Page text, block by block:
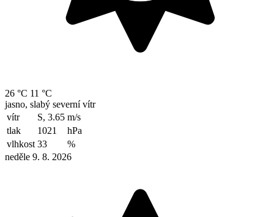
26 °C 11 °C
jasno, slabý severní vítr
vítr
S, 3.65 m/s
tlak
1021
hPa
vlhkost 33
%
neděle 9. 8. 2026